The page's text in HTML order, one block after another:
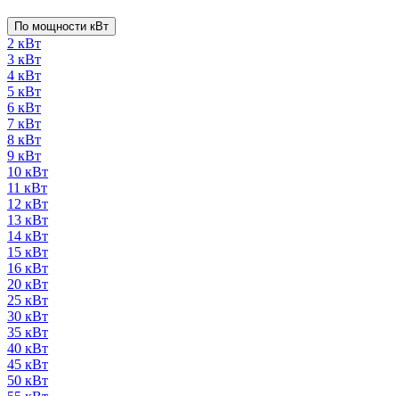
По мощности кВт
2 кВт
3 кВт
4 кВт
5 кВт
6 кВт
7 кВт
8 кВт
9 кВт
10 кВт
11 кВт
12 кВт
13 кВт
14 кВт
15 кВт
16 кВт
20 кВт
25 кВт
30 кВт
35 кВт
40 кВт
45 кВт
50 кВт